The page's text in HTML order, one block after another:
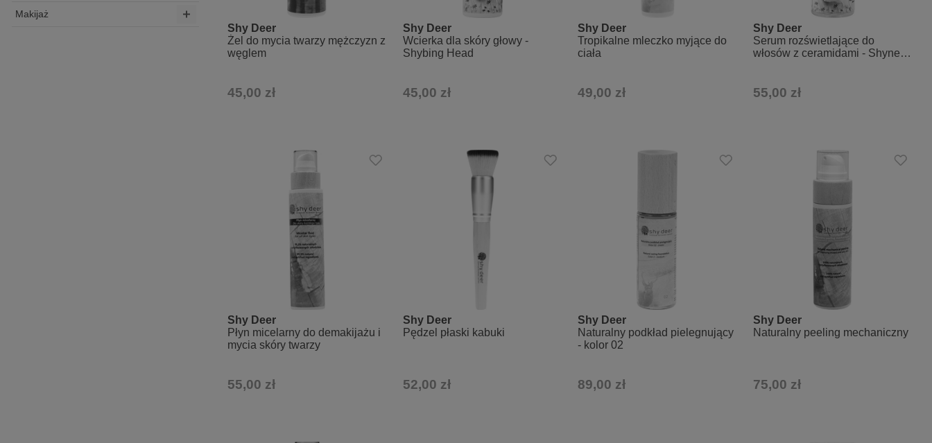
Makijaż
Shy Deer
Żel do mycia twarzy mężczyzn z
węglem
45,00 zł
Shy Deer
Wcierka dla skóry głowy -
Shybing Head
45,00 zł
Shy Deer
Tropikalne mleczko myjące do
ciała
49,00 zł
Shy Deer
Serum rozświetlające do
włosów z ceramidami - Shyne
55,00 zł
Shy Deer
Płyn micelarny do demakijażu i
mycia skóry twarzy
55,00 zł
Shy Deer
Pędzel płaski kabuki
52,00 zł
Shy Deer
Naturalny podkład pielegnujący
- kolor 02
89,00 zł
Shy Deer
Naturalny peeling mechaniczny
75,00 zł